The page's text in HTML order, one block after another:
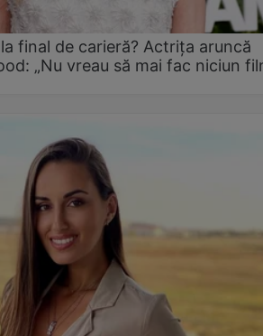
final de carieră? Actrița aruncă
„Nu vreau să mai fac niciun